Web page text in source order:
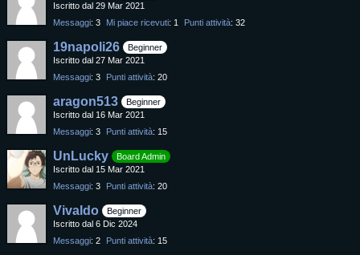
Iscritto dal 29 Mar 2021
Messaggi 3 Mi piace ricevuti 1 Punti attività 32
19napoli26
Beginner
Iscritto dal 27 Mar 2021
Messaggi 3 Punti attività 20
aragon513
Beginner
Iscritto dal 16 Mar 2021
Messaggi 3 Punti attività 15
UnLucky
Board Admin
Iscritto dal 15 Mar 2021
Messaggi 3 Punti attività 20
Vivaldo
Beginner
Iscritto dal 6 Dic 2024
Messaggi 2 Punti attività 15